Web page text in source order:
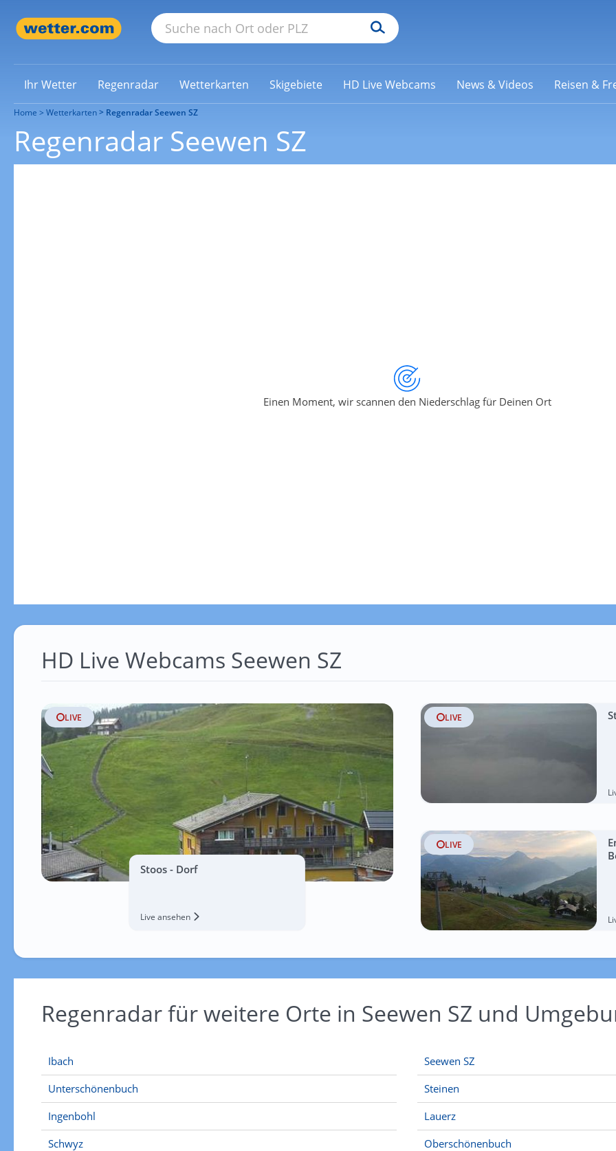
Ihr Wetter Regenradar Wetterkarten Skigebiete HD Live Webcams News & Videos Reisen &
Home Wetterkarten Regenradar Seewen SZ
Regenradar Seewen SZ
Einen Moment, wir scannen den Niederschlag für Deinen Ort
HD Live Webcams Seewen SZ
LIVE
Stoos - Dorf
Live ansehen
LIVE
LIVE
Regenradar für weitere Orte in Seewen SZ und
Ibach
Unterschönenbuch
Ingenbohl
Schwyz
Seewen SZ
Steinen
Lauerz
Oberschönenbuch